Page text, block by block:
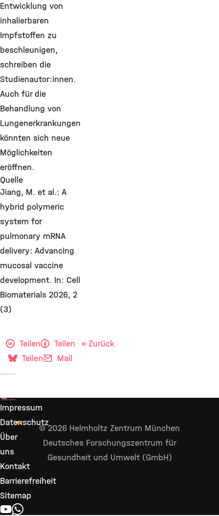
Entwicklung von
inhalierbaren
Impfstoffen zu
beschleunigen,
schreiben die
Studienautor:innen.
Auch für die
Behandlung von
Lungenerkrankungen
könnten sich neue
Möglichkeiten
eröffnen.
Quelle
Jiang, M. et al.: A
hybrid polymeric
system for
pulmonary mRNA
delivery: Advancing
mucosal vaccine
development. In: Cell
Biomaterials 2026, 2
(3)
Teilen
Teilen
Teilen
Mail
Zurück
Impressum
Datenschutz
Über
uns
Kontakt
Barrierefreiheit
Sitemap
YOUTUBE
WHATSAPP
© 2026 Helmholtz Zentrum München
Deutsches Forschungszentrum für
Gesundheit und Umwelt (GmbH)